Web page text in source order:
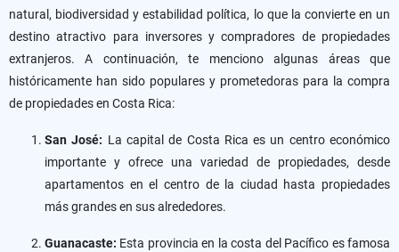
natural, biodiversidad y estabilidad política, lo que la convierte en un
destino atractivo para inversores y compradores de propiedades
extranjeros. A continuación, te menciono algunas áreas que
históricamente han sido populares y prometedoras para la compra
de propiedades en Costa Rica:
San José: La capital de Costa Rica es un centro económico
importante y ofrece una variedad de propiedades, desde
apartamentos en el centro de la ciudad hasta propiedades
más grandes en sus alrededores.
Guanacaste: Esta provincia en la costa del Pacífico es famosa